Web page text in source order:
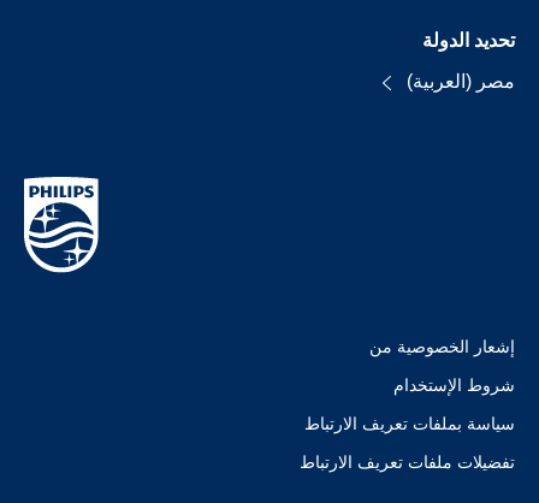
تحديد الدولة
مصر (العربية)
إشعار الخصوصية من
شروط الإستخدام
سياسة بملفات تعريف الارتباط
تفضيلات ملفات تعريف الارتباط